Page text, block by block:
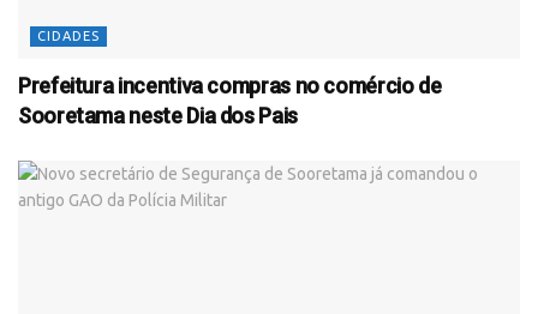
CIDADES
Prefeitura incentiva compras no comércio de
Sooretama neste Dia dos Pais